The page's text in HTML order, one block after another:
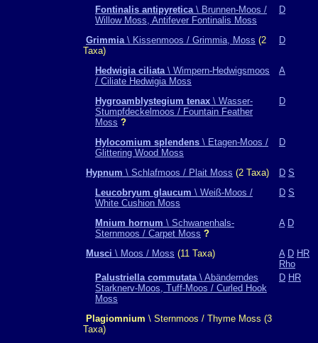
Fontinalis antipyretica\ Brunnen-Moos /
Willow Moss, Antifever Fontinalis Moss
D
Grimmia\ Kissenmoos / Grimmia, Moss (2
Taxa)
D
Hedwigia ciliata\ Wimpern-Hedwigsmoos
/ Ciliate Hedwigia Moss
A
Hygroamblystegium tenax \ Wasser-
Stumpfdeckelmoos / Fountain Feather
Moss ?
D
Hylocomium splendens \ Etagen-Moos /
Glittering Wood Moss
D
Hypnum \ Schlafmoos / Plait Moss (2 Taxa) D S
Leucobryum glaucum \ Weiß-Moos /
White Cushion Moss
D S
Mnium hornum \ Schwanenhals-
Sternmoos / Carpet Moss ?
A D
Musci \ Moos / Moss (11 Taxa) A D HR
Rho
Palustriella commutata\ Abänderndes
Starknerv-Moos, Tuff-Moos / Curled Hook
Moss
D HR
Plagiomnium \ Sternmoos / Thyme Moss (3
Taxa)